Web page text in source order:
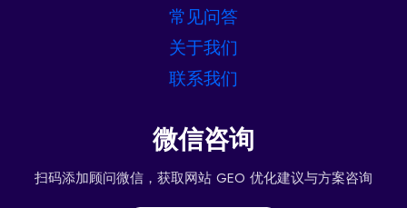
常见问答
关于我们
联系我们
微信咨询
扫码添加顾问微信，获取网站 GEO 优化建议与方案咨询